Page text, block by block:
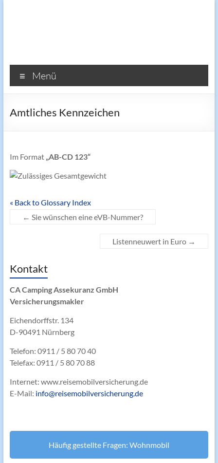
Reisemobilversicherung.de
Menü
Amtliches Kennzeichen
Im Format „AB-CD 123“
« Back to Glossary Index
← Sie wünschen eine eVB-Nummer?
Listenneuwert in Euro →
Kontakt
CA Camping Assekuranz GmbH
Versicherungsmakler
Eichendorffstr. 134
D-90491 Nürnberg
Telefon: 0911 / 5 80 70 40
Telefax: 0911 / 5 80 70 88
Internet: www.reisemobilversicherung.de
E-Mail: info@reisemobilversicherung.de
Häufig gestellte Fragen: Wohnmobil